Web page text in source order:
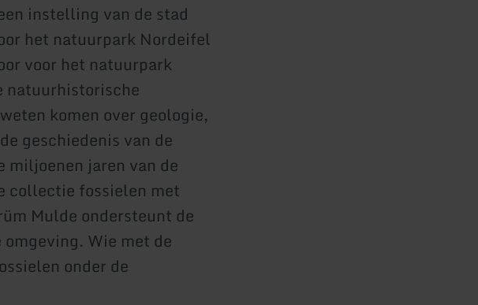
instelling van de stad
het natuurpark Nordeifel
voor het natuurpark
komen over geologie,
geschiedenis van de
miljoenen jaren van de
collectie fossielen met
Mulde ondersteunt de
Wie met de
onder de